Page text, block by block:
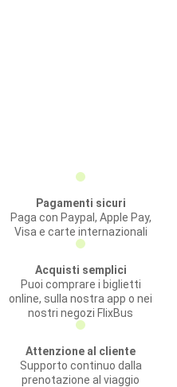
Pagamenti sicuri
Paga con Paypal, Apple Pay,
Visa e carte internazionali
Acquisti semplici
Puoi comprare i biglietti
online, sulla nostra app o nei
nostri negozi FlixBus
Attenzione al cliente
Supporto continuo dalla
prenotazione al viaggio